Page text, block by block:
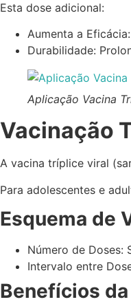
Esta dose adicional:
Aumenta a
Durabilidade:
Aplicação Vacina
Vacinação
A vacina tríplice viral
Para adolescentes e
Esquema de
Número de Doses:
Intervalo entre
Benefícios